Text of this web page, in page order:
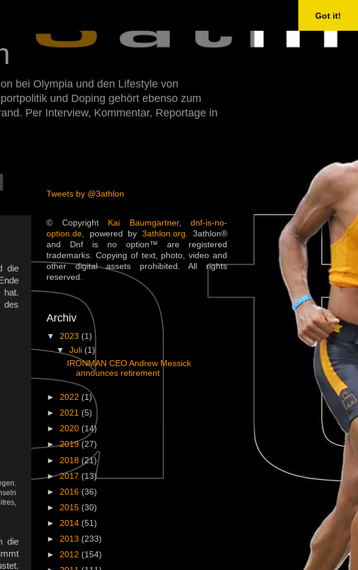
Got it!
bei Olympia und den Lifestyle von
und Doping gehört ebenso zum
Per Interview, Kommentar, Reportage in
die
hat.
des
die
Tweets by @3athlon
© Copyright Kai Baumgartner, dnf-is-no-
option.de , powered by 3athlon.org . 3athlon®
and Dnf is no option™ are registered
trademarks. Copying of text, photo, video and
other digital assets prohibited. All rights
reserved.
Archiv
▼ 2023 (1)
▼Juli (1)
IRONMAN CEO Andrew Messick
announces retirement
► 2022 (1)
► 2021 (5)
► 2020 (14)
►2019 (27)
► 2018 (21)
►2017 (13)
► 2016 (36)
► 2015 (30)
► 2014 (51)
► 2013 (233)
► 2012 (154)